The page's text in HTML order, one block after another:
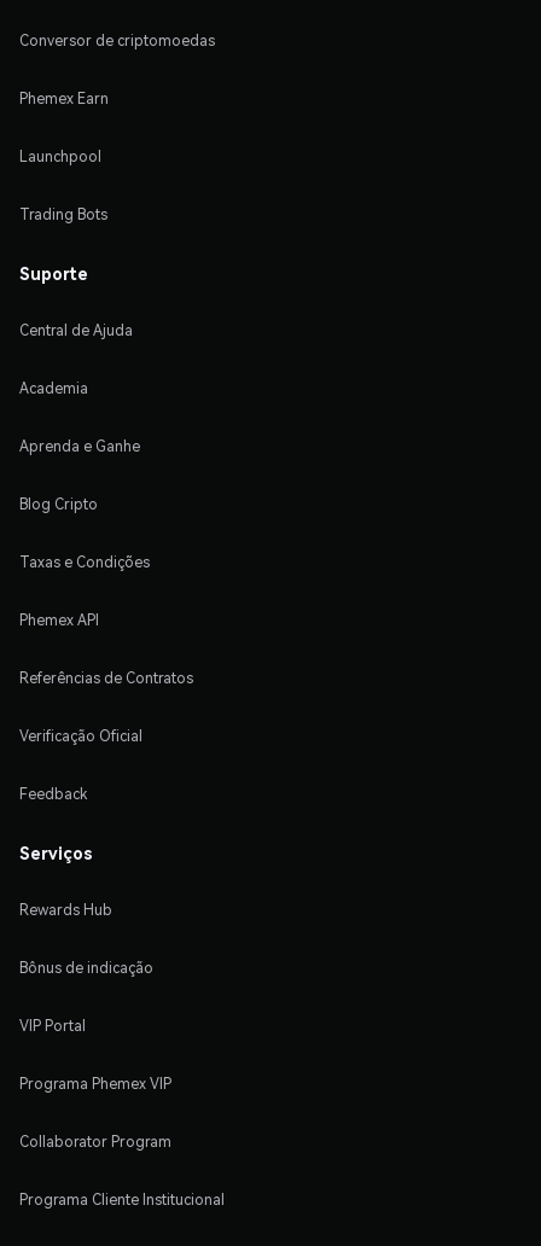
Conversor de criptomoedas
Phemex Earn
Launchpool
Trading Bots
Suporte
Central de Ajuda
Academia
Aprenda e Ganhe
Blog Cripto
Taxas e Condições
Phemex API
Referências de Contratos
Verificação Oficial
Feedback
Serviços
Rewards Hub
Bônus de indicação
VIP Portal
Programa Phemex VIP
Collaborator Program
Programa Cliente Institucional